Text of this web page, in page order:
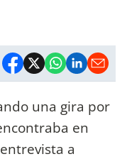
una gira por
en
a